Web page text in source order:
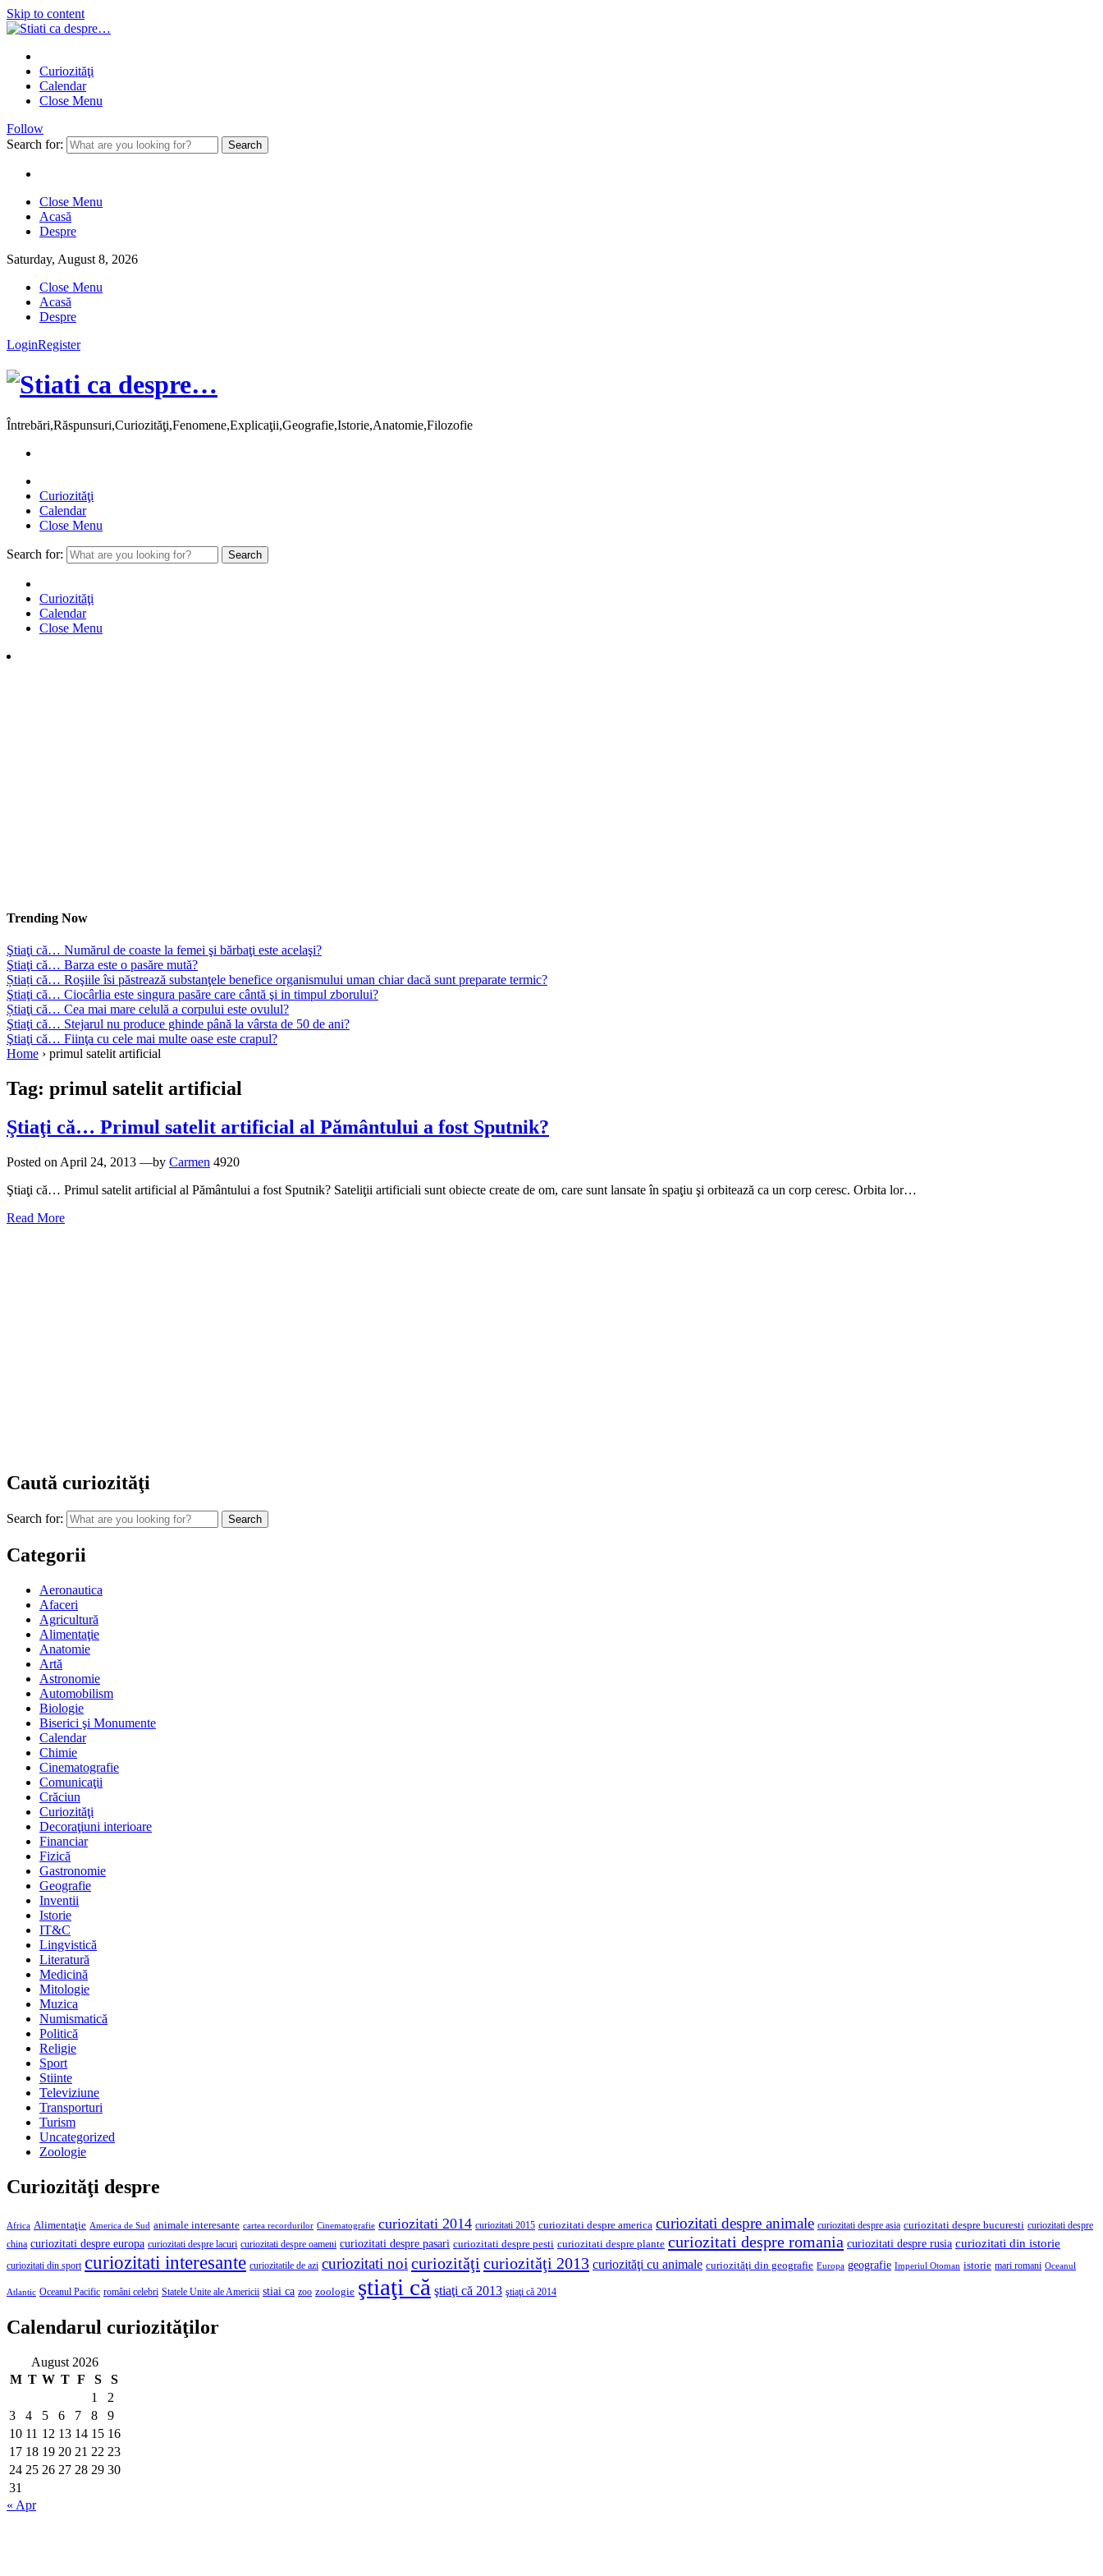
Skip to content
Curiozităţi
Calendar
Close Menu
Follow
Search for:
Close Menu
Acasă
Despre
Saturday, August 8, 2026
Close Menu
Acasă
Despre
LoginRegister
Întrebări,Răspunsuri,Curiozităţi,Fenomene,Explicaţii,Geografie,Istorie,Anatomie,Filozofie
Curiozităţi
Calendar
Close Menu
Search for:
Curiozităţi
Calendar
Close Menu
Trending Now
Ştiaţi că… Numărul de coaste la femei şi bărbaţi este acelaşi?
Ştiaţi că… Barza este o pasăre mută?
Știați că… Roşiile îsi păstrează substanţele benefice organismului uman chiar dacă sunt preparate termic?
Ştiaţi că… Ciocârlia este singura pasăre care cântă şi in timpul zborului?
Știaţi că… Cea mai mare celulă a corpului este ovulul?
Ştiaţi că… Stejarul nu produce ghinde până la vârsta de 50 de ani?
Ştiaţi că… Fiinţa cu cele mai multe oase este crapul?
Home › primul satelit artificial
Tag: primul satelit artificial
Ştiaţi că… Primul satelit artificial al Pământului a fost Sputnik?
Posted on April 24, 2013 —by Carmen 4920
Ştiaţi că… Primul satelit artificial al Pământului a fost Sputnik? Sateliţii artificiali sunt obiecte create de om, care sunt lansate în spaţiu şi orbitează ca un corp ceresc. Orbita lor…
Read More
Caută curiozităţi
Search for:
Categorii
Aeronautica
Afaceri
Agricultură
Alimentaţie
Anatomie
Artă
Astronomie
Automobilism
Biologie
Biserici şi Monumente
Calendar
Chimie
Cinematografie
Comunicaţii
Crăciun
Curiozităţi
Decoraţiuni interioare
Financiar
Fizică
Gastronomie
Geografie
Inventii
Istorie
IT&C
Lingvistică
Literatură
Medicină
Mitologie
Muzica
Numismatică
Politică
Religie
Sport
Stiinte
Televiziune
Transporturi
Turism
Uncategorized
Zoologie
Curiozităţi despre
Africa Alimentaţie America de Sud animale interesante cartea recordurilor Cinematografie curiozitati 2014 curiozitati 2015 curiozitati despre america curiozitati despre animale curiozitati despre asia curiozitati despre bucuresti curiozitati despre
china curiozitati despre europa curiozitati despre lacuri curiozitati despre oameni curiozitati despre pasari curiozitati despre pesti curiozitati despre plante curiozitati despre romania curiozitati despre rusia curiozitati din istorie
curiozitati din sport curiozitati interesante curiozitatile de azi curiozitati noi curiozităţi curiozităţi 2013 curiozităţi cu animale curiozităţi din geografie Europa geografie Imperiul Otoman istorie mari romani Oceanul
Atlantic Oceanul Pacific români celebri Statele Unite ale Americii stiai ca zoo zoologie ştiaţi că ştiaţi că 2013 ştiaţi că 2014
Calendarul curiozităţilor
August 2026
M T W T F S
S
1
2
3
4 5 6 7 8
9
10 11 12 13 14 15 16
17 18 19 20 21 22 23
24 25 26 27 28 29 30
31
« Apr